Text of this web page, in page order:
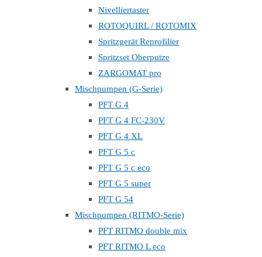
Nivelliertaster
ROTOQUIRL / ROTOMIX
Spritzgerät Reprofilier
Spritzset Oberputze
ZARGOMAT pro
Mischpumpen (G-Serie)
PFT G 4
PFT G 4 FC-230V
PFT G 4 XL
PFT G 5 c
PFT G 5 c eco
PFT G 5 super
PFT G 54
Mischpumpen (RITMO-Serie)
PFT RITMO double mix
PFT RITMO L eco